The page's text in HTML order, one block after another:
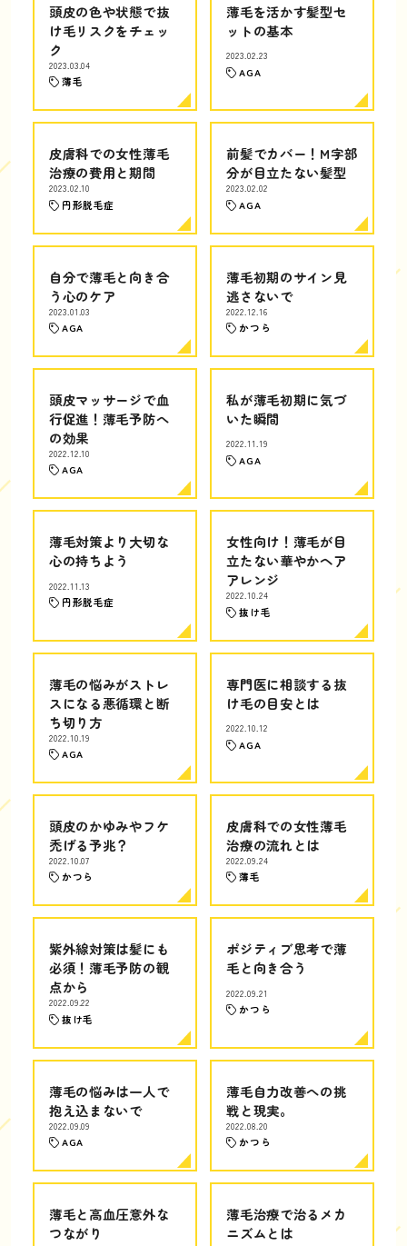
頭皮の色や状態で抜
け毛リスクをチェッ
ク
2023.03.04
薄毛
薄毛を活かす髪型セ
ットの基本
2023.02.23
AGA
皮膚科での女性薄毛
治療の費用と期間
2023.02.10
円形脱毛症
前髪でカバー！M字部
分が目立たない髪型
2023.02.02
AGA
自分で薄毛と向き合
う心のケア
2023.01.03
AGA
薄毛初期のサイン見
逃さないで
2022.12.16
かつら
頭皮マッサージで血
行促進！薄毛予防へ
の効果
2022.12.10
AGA
私が薄毛初期に気づ
いた瞬間
2022.11.19
AGA
薄毛対策より大切な
心の持ちよう
2022.11.13
円形脱毛症
女性向け！薄毛が目
立たない華やかヘア
アレンジ
2022.10.24
抜け毛
薄毛の悩みがストレ
スになる悪循環と断
ち切り方
2022.10.19
AGA
専門医に相談する抜
け毛の目安とは
2022.10.12
AGA
頭皮のかゆみやフケ
禿げる予兆？
2022.10.07
かつら
皮膚科での女性薄毛
治療の流れとは
2022.09.24
薄毛
紫外線対策は髪にも
必須！薄毛予防の観
点から
2022.09.22
抜け毛
ポジティブ思考で薄
毛と向き合う
2022.09.21
かつら
薄毛の悩みは一人で
抱え込まないで
2022.09.09
AGA
薄毛自力改善への挑
戦と現実。
2022.08.20
かつら
薄毛と高血圧意外な
つながり
薄毛治療で治るメカ
ニズムとは